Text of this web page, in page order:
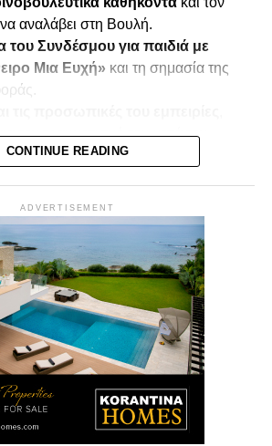
αναλάβει στη Βουλή.
του Συνδέσμου για παιδιά με
Μια Ευχή» και τη σημασία της
τον τραυματισμό του κατά την
1974.
Κασάπης
7μμ
στοVouli.TV
CONTINUE READING
ADVERTISEMENT